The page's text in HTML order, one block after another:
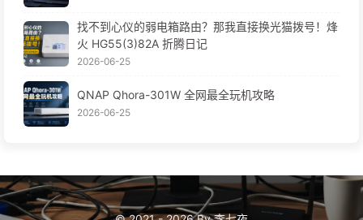
找不到心仪的弱电箱路由？那我直接换光猫拨号！烽
火 HG55(3)82A 折腾日记
2026-06-25
QNAP Qhora-301W 全网最全玩机攻略
2026-06-25